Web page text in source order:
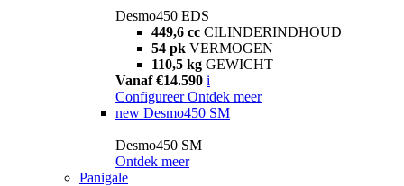
Desmo450 EDS
449,6 cc CILINDERINDHOUD
54 pk VERMOGEN
110,5 kg GEWICHT
Vanaf €14.590 i
Configureer Ontdek meer
new Desmo450 SM
Desmo450 SM
Ontdek meer
Panigale